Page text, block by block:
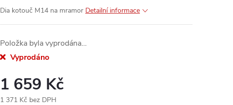
Dia kotouč M14 na mramor Detailní informace
Položka byla vyprodána…
Vyprodáno
1 659 Kč
1 371 Kč bez DPH